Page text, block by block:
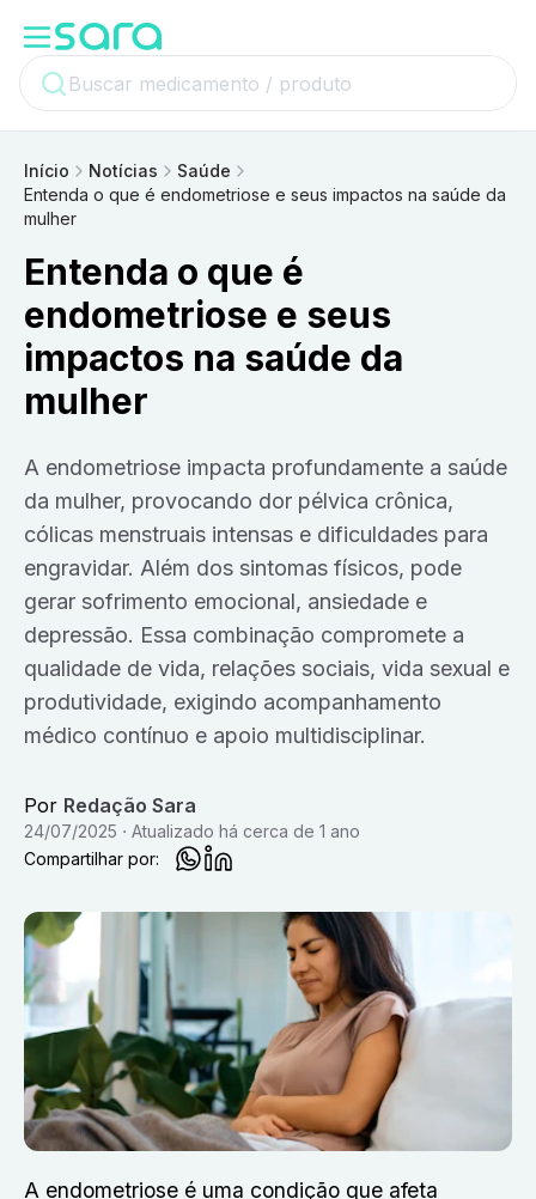
Início Notícias
Saúde
Entenda o que é endometriose e seus impactos na saúde da
mulher
Entenda o que é
endometriose e seus
impactos na saúde da
mulher
A endometriose impacta profundamente a saúde
da mulher, provocando dor pélvica crônica,
cólicas menstruais intensas e dificuldades para
engravidar. Além dos sintomas físicos, pode
gerar sofrimento emocional, ansiedade e
depressão. Essa combinação compromete a
qualidade de vida, relações sociais, vida sexual e
produtividade, exigindo acompanhamento
médico contínuo e apoio multidisciplinar.
Por Redação Sara
24/07/2025 Atualizado há cerca de 1 ano
Compartilhar por:
A endometriose é uma condição que afeta